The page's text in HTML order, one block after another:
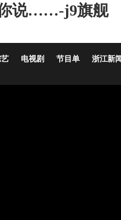
说……-j9旗舰
电视剧 节目单 浙江新